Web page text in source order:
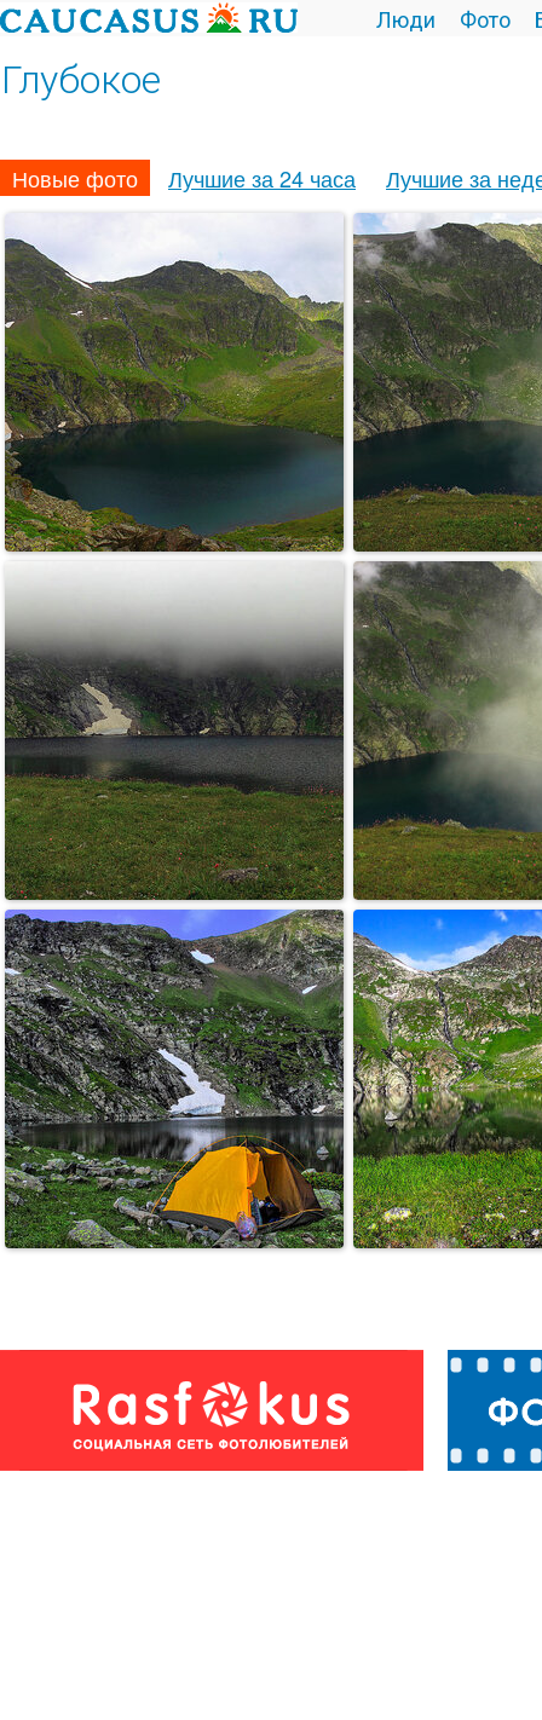
Люди Фото
Глубокое
Новые фото Лучшие за 24 часа Лучшие за